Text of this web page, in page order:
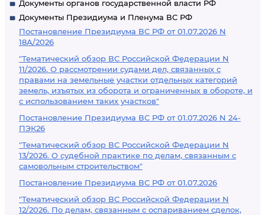
Документы органов государственной власти РФ
Документы Президиума и Пленума ВС РФ
Постановление Президиума ВС РФ от 01.07.2026 N
18А/2026
"Тематический обзор ВС Российской Федерации N
11/2026. О рассмотрении судами дел, связанных с
правами на земельные участки отдельных категорий
земель, изъятых из оборота и ограниченных в обороте, и
с использованием таких участков"
Постановление Президиума ВС РФ от 01.07.2026 N 24-
ПЭК26
"Тематический обзор ВС Российской Федерации N
13/2026. О судебной практике по делам, связанным с
самовольным строительством"
Постановление Президиума ВС РФ от 01.07.2026
"Тематический обзор ВС Российской Федерации N
12/2026. По делам, связанным с оспариванием сделок,